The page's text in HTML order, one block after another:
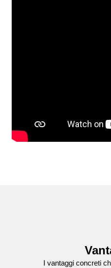
I vantaggi concreti